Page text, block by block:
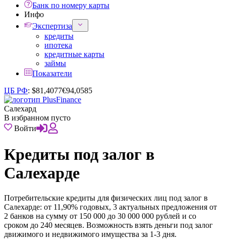
Банк по номеру карты
Инфо
Экспертиза
кредиты
ипотека
кредитные карты
займы
Показатели
ЦБ РФ: $81,4077€94,0585
Салехард
В избранном пусто
Войти
Кредиты под залог в
Салехарде
Потребительские кредиты для физических лиц под залог в
Салехарде: от 11,90% годовых, 3 актуальных предложения от
2 банков на сумму от 150 000 до 30 000 000 рублей и со
сроком до 240 месяцев. Возможность взять деньги под залог
движимого и недвижимого имущества за 1-3 дня.